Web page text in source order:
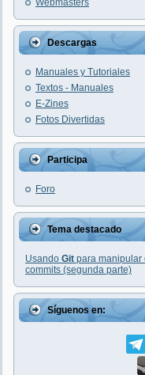
Webmasters
Descargas
Manuales y Tutoriales
Textos - Manuales
E-Zines
Fotos Divertidas
Participa
Foro
Tema destacado
Usando Git para manipular
commits (segunda parte)
Síguenos en: